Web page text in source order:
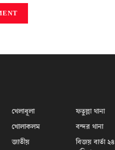
খেলাধূলা
খোলাকলম
জাতীয়
ফতুল্লা থানা
বন্দর থানা
বিজয় বার্তা ২৪